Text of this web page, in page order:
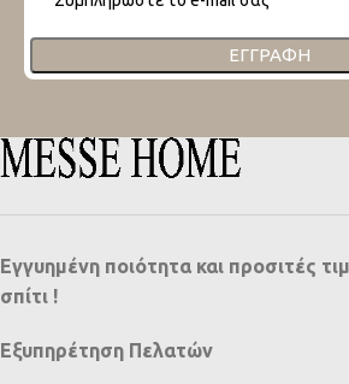
ΕΓΓΡΑΦΉ
Εγγυημένη ποιότητα και προσιτές
σπίτι !
Εξυπηρέτηση Πελατών